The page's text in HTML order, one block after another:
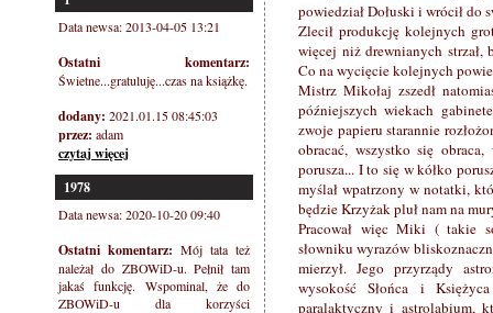
Data newsa: 2013-04-05 13:21
Ostatni komentarz:
Świetne...gratuluję...czas na książkę.
dodany: 2021.01.15 08:45:03
przez: adam
czytaj więcej
1978
Data newsa: 2020-10-20 09:40
Ostatni komentarz: Mój tata też
należał do ZBOWiD-u. Pełnił tam
jakaś funkcję. Wspominal, że do
ZBOWiD-u dla korzyści
powiedział Dołuski i wrócił do
Zlecił produkcję kolejnych
więcej niż drewnianych strzał,
Co na wycięcie kolejnych
Mistrz Mikołaj zszedł
późniejszych wiekach
zwoje papieru starannie
obracać, wszystko się
porusza... I to się w kółko
myślał wpatrzony w notatki,
będzie Krzyżak pluł nam na
Pracował więc Miki ( takie
słowniku wyrazów
mierzył. Jego przyrządy
wysokość Słońca i
paralaktyczny i astrolabium,